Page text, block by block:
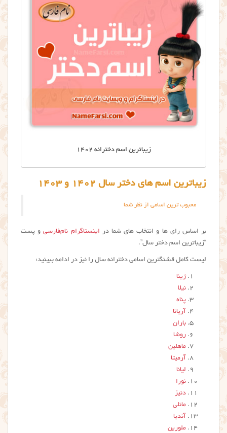
زیباترین اسم دخترانه ۱۴۰۲
زیباترین اسم های دختر سال ۱۴۰۲ و ۱۴۰۳
محبوب ترین اسامی از نظر شما
بر اساس رای ها و انتخاب های شما در اینستاگرام نام‌فارسیو پست
“زیباترین اسم دختر سال”.
لیست کامل قشنگترین اسامی دخترانه سال را نیز در ادامه ببینید:
ژینا
نیلا
پناه
آریانا
باران
روشا
ماهلین
آرمیتا
لیانا
نورا
دنیز
مانلی
آندیا
ملورین